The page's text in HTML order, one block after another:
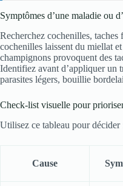
Symptômes d’une maladie ou
Recherchez cochenilles,
cochenilles laissent du miellat
champignons provoquent des
Identifiez avant d’appliquer un
parasites légers, bouillie
Check‑list visuelle pour
Utilisez ce tableau pour décider
Cause